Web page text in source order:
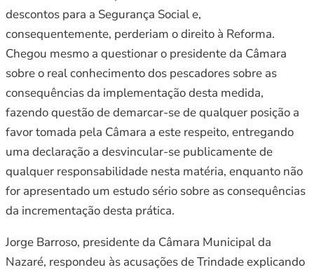
descontos para a Segurança Social e,
consequentemente, perderiam o direito à Reforma.
Chegou mesmo a questionar o presidente da Câmara
sobre o real conhecimento dos pescadores sobre as
consequências da implementação desta medida,
fazendo questão de demarcar-se de qualquer posição a
favor tomada pela Câmara a este respeito, entregando
uma declaração a desvincular-se publicamente de
qualquer responsabilidade nesta matéria, enquanto não
for apresentado um estudo sério sobre as consequências
da incrementação desta prática.
Jorge Barroso, presidente da Câmara Municipal da
Nazaré, respondeu às acusações de Trindade explicando